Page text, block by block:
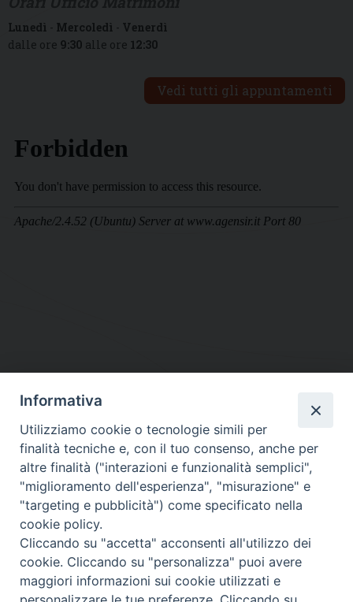
Lunedì - Mercoledì - Venerdì
dalle ore 9:30 alle ore 12:30
Vedi tutti gli appuntamenti
DIOCESI SUBURBICARIA DI ALBANO
Contatti:Tel.: 06.93268401 - Fax.: 06.9323844
E-mail:curia@diocesidialbano.it
Orari: dal Lunedì al Venerdì Ore: 9:00 - 13:00
Lunedì, Mercoledì e Venerdì, Ore 9:30 - 12:30
Informativa
Utilizziamo cookie o tecnologie simili per
finalità tecniche e, con il tuo consenso, anche per
altre finalità ("interazioni e funzionalità semplici",
"miglioramento dell'esperienza", "misurazione" e
"targeting e pubblicità") come specificato nella
cookie policy.
Cliccando su "accetta" acconsenti all'utilizzo dei
cookie. Cliccando su "personalizza" puoi avere
maggiori informazioni sui cookie utilizzati e